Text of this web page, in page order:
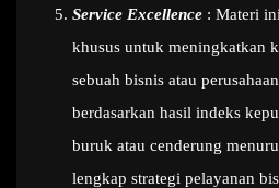
Service Excellence : Materi
khusus untuk meningkatkan
sebuah bisnis atau
berdasarkan hasil indeks
buruk atau cenderung
lengkap strategi pelayanan